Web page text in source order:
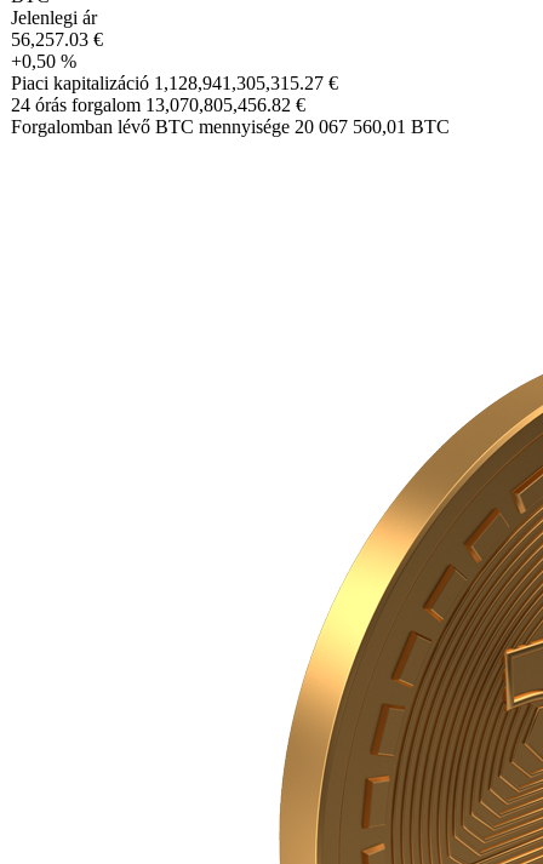
Jelenlegi ár
56,257.03 €
+0,50 %
Piaci kapitalizáció 1,128,941,305,315.27 €
24 órás forgalom 13,070,805,456.82 €
Forgalomban lévő BTC mennyisége 20 067 560,01 BTC